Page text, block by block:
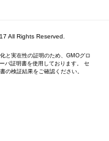
All Rights Reserved.
と実在性の証明のため、GMOグロ
バ証明書を使用しております。 セ
の検証結果をご確認ください。